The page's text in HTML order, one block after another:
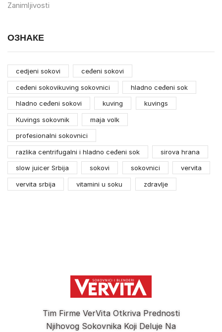
Zanimljivosti
ОЗНАКЕ
cedjeni sokovi ceđeni sokovi
ceđeni sokovikuving sokovnici hladno ceđeni sok
hladno ceđeni sokovi kuving kuvings
Kuvings sokovnik maja volk
profesionalni sokovnici
razlika centrifugalni i hladno ceđeni sok sirova hrana
slow juicer Srbija sokovi sokovnici vervita
vervita srbija vitamini u soku zdravlje
Tim Firme VerVita Otkriva Prednosti
Njihovog Sokovnika Koji Deluje Na